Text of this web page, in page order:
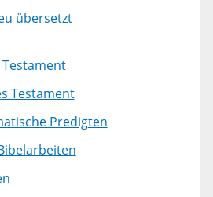
übersetzt
Testament
Predigten